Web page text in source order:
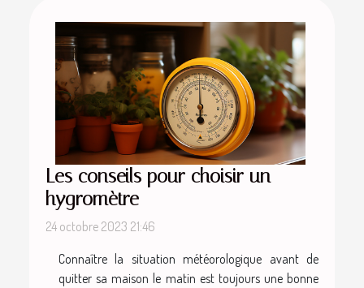
Les conseils pour choisir un
hygromètre
24 octobre 2023 21:46
Connaître la situation météorologique avant de
quitter sa maison le matin est toujours une bonne